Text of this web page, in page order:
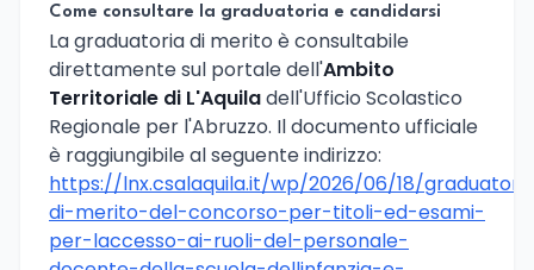
Come consultare la graduatoria e candidarsi
La graduatoria di merito è consultabile
direttamente sul portale dell'Ambito
Territoriale di L'Aquiladell'Ufficio Scolastico
Regionale per l'Abruzzo. Il documento ufficiale
è raggiungibile al seguente indirizzo:
https://lnx.csalaquila.it/wp/2026/06/18/
di-merito-del-concorso-per-titoli-ed-esami-
per-laccesso-ai-ruoli-del-personale-